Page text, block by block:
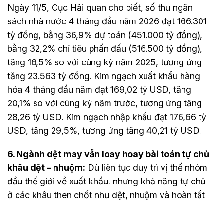
Ngày 11/5, Cục Hải quan cho biết, số thu ngân
sách nhà nước 4 tháng đầu năm 2026 đạt 166.301
tỷ đồng, bằng 36,9% dự toán (451.000 tỷ đồng),
bằng 32,2% chỉ tiêu phấn đấu (516.500 tỷ đồng),
tăng 16,5% so với cùng kỳ năm 2025, tương ứng
tăng 23.563 tỷ đồng. Kim ngạch xuất khẩu hàng
hóa 4 tháng đầu năm đạt 169,02 tỷ USD, tăng
20,1% so với cùng kỳ năm trước, tương ứng tăng
28,26 tỷ USD. Kim ngạch nhập khẩu đạt 176,66 tỷ
USD, tăng 29,5%, tương ứng tăng 40,21 tỷ USD.
6. Ngành dệt may vẫn loay hoay bài toán tự chủ
khâu dệt – nhuộm: Dù liên tục duy trì vị thế nhóm
đầu thế giới về xuất khẩu, nhưng khả năng tự chủ
ở các khâu then chốt như dệt, nhuộm và hoàn tất